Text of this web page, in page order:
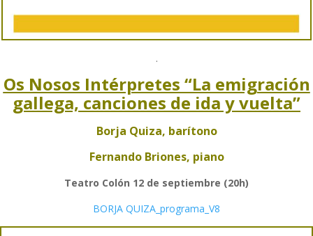
.
Os Nosos Intérpretes “La emigración
gallega, canciones de ida y vuelta”
Borja Quiza, barítono
Fernando Briones, piano
Teatro Colón 12 de septiembre (20h)
BORJA QUIZA_programa_V8